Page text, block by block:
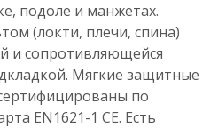
подоле и манжетах.
(локти, плечи, спина)
и сопротивляющейся
Мягкие защитные
по
EN1621-1 CE. Есть